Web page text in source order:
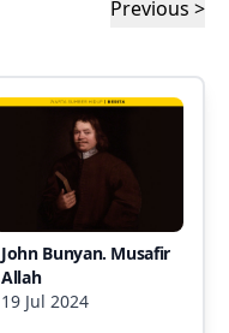
Previous >
John Bunyan. Musafir
Allah
19 Jul 2024